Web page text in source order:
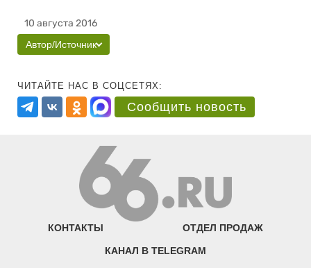
10 августа 2016
Автор/Источник
ЧИТАЙТЕ НАС В СОЦСЕТЯХ:
Сообщить новость
КОНТАКТЫ ОТДЕЛ ПРОДАЖ
КАНАЛ В TELEGRAM